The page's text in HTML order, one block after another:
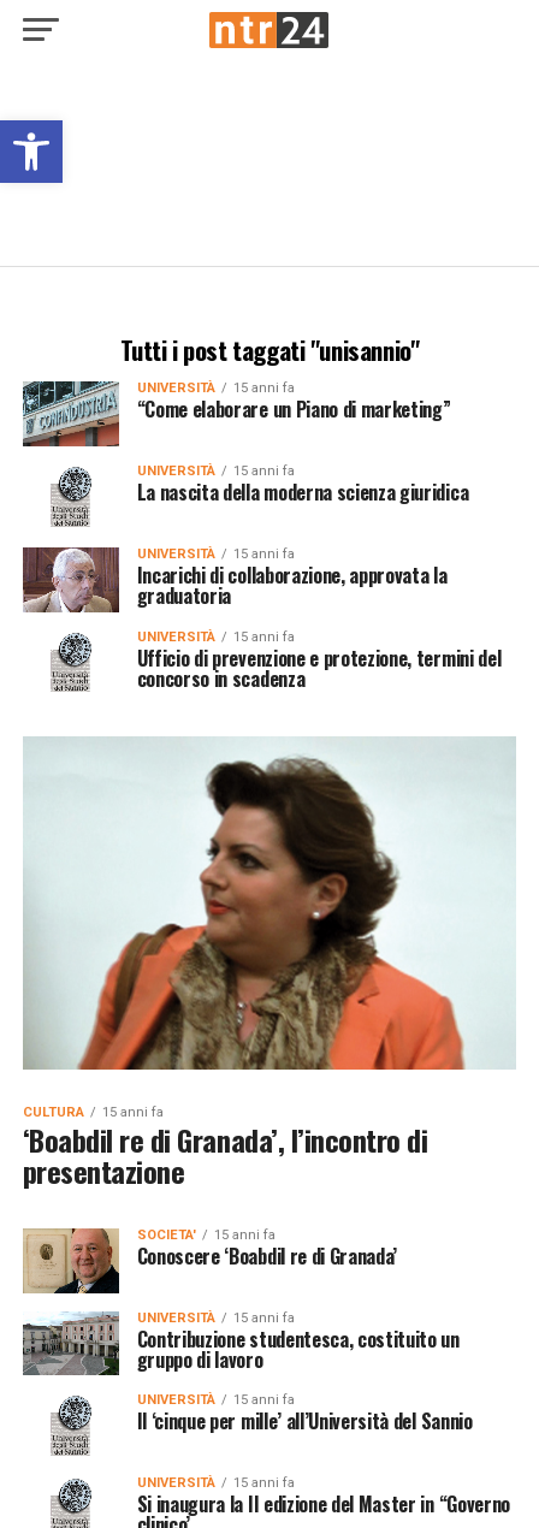
Open toolbar
Tutti i post taggati "unisannio"
UNIVERSITÀ 15 anni fa
“Come elaborare un Piano di marketing”
UNIVERSITÀ 15 anni fa
La nascita della moderna scienza giuridica
UNIVERSITÀ 15 anni fa
Incarichi di collaborazione, approvata la
graduatoria
UNIVERSITÀ 15 anni fa
Ufficio di prevenzione e protezione, termini del
concorso in scadenza
CULTURA 15 anni fa
‘Boabdil re di Granada’, l’incontro di
presentazione
SOCIETA' 15 anni fa
Conoscere ‘Boabdil re di Granada’
UNIVERSITÀ 15 anni fa
Contribuzione studentesca, costituito un
gruppo di lavoro
UNIVERSITÀ 15 anni fa
Il ‘cinque per mille’ all’Università del Sannio
UNIVERSITÀ 15 anni fa
Si inaugura la II edizione del Master in “Governo